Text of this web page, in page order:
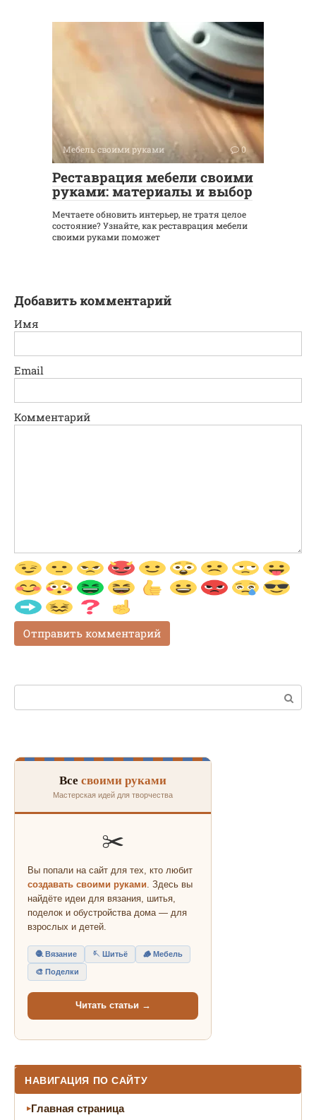
Мебель своими руками 0
Реставрация мебели своими
руками: материалы и выбор
Мечтаете обновить интерьер, не тратя целое
состояние? Узнайте, как реставрация мебели
своими руками поможет
Добавить комментарий
Имя
Email
Комментарий
Поиск:
Все своими руками
Мастерская идей для творчества
✂️
Вы попали на сайт для тех, кто любит
создавать своими руками. Здесь вы
найдёте идеи для вязания, шитья,
поделок и обустройства дома — для
взрослых и детей.
🧶 Вязание 🪡 Шитьё 🪵 Мебель
🎨 Поделки
Читать статьи →
НАВИГАЦИЯ ПО САЙТУ
Главная страница